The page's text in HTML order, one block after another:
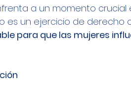
a un momento crucial
es un ejercicio de derecho
para que las mujeres